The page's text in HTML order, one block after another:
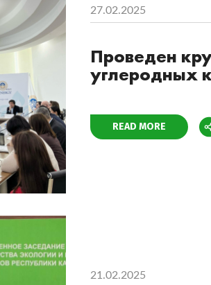
27.02.2025
Проведен
углеродных
READ MORE
21.02.2025